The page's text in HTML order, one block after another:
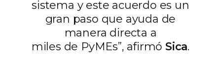
sistema y este acuerdo es un
gran paso que ayuda de
manera directa a
miles de PyMEs”, afirmó Sica.